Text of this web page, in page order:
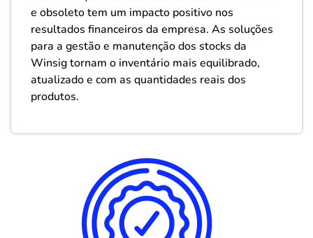
e obsoleto tem um impacto positivo nos
resultados financeiros da empresa. As soluções
para a gestão e manutenção dos stocks da
Winsig tornam o inventário mais equilibrado,
atualizado e com as quantidades reais dos
produtos.